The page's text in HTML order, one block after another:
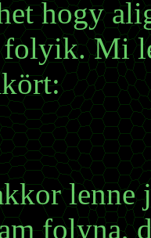
hogy
Mi
folyna,